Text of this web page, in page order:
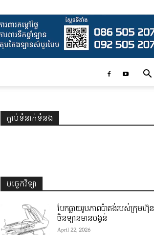
ភ្ជាប់ទំនាក់ទំនង
បច្ចេកវិទ្យា
បែកធ្លាយរូបភាពប៉ាតង់របស់ក្រុមហ៊ុន
ចិនឡានមានបង្គន់
April 22, 2026